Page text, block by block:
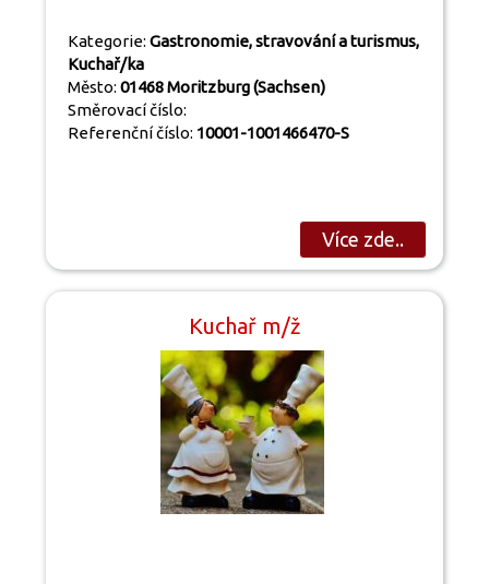
Kategorie:Gastronomie, stravování a turismus,
Kuchař/ka
Město:01468 Moritzburg (Sachsen)
Směrovací číslo:
Referenční číslo: 10001-1001466470-S
Více zde..
Kuchař m/ž